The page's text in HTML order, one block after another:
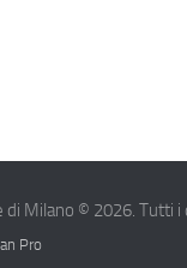
di Milano © 2026. Tutti
Pro